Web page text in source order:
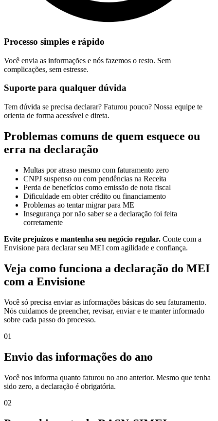
Processo simples e rápido
Você envia as informações e nós fazemos o resto. Sem
complicações, sem estresse.
Suporte para qualquer dúvida
Tem dúvida se precisa declarar? Faturou pouco? Nossa equipe te
orienta de forma acessível e direta.
Problemas comuns de quem esquece ou
erra na declaração
Multas por atraso mesmo com faturamento zero
CNPJ suspenso ou com pendências na Receita
Perda de benefícios como emissão de nota fiscal
Dificuldade em obter crédito ou financiamento
Problemas ao tentar migrar para ME
Insegurança por não saber se a declaração foi feita
corretamente
Evite prejuízos e mantenha seu negócio regular. Conte com a
Envisione para declarar seu MEI com agilidade e confiança.
Veja como funciona a declaração do MEI
com a Envisione
Você só precisa enviar as informações básicas do seu faturamento.
Nós cuidamos de preencher, revisar, enviar e te manter informado
sobre cada passo do processo.
01
Envio das informações do ano
Você nos informa quanto faturou no ano anterior. Mesmo que tenha
sido zero, a declaração é obrigatória.
02